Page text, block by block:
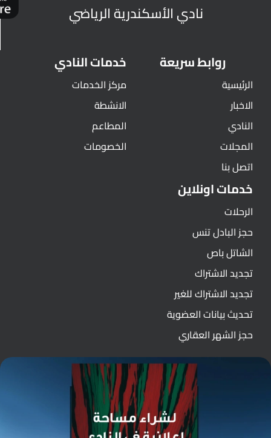
نادي الأسكندرية الرياضي
روابط سريعة
الرئيسية
الاخبار
النادي
المجلات
اتصل بنا
خدمات النادي
مركز الخدمات
الانشطة
المطاعم
الخصومات
خدمات اونلاين
الرحلات
حجز البادل تنس
الشاتل باص
تجديد الاشتراك
تجديد الاشتراك للغير
تحديث بيانات العضوية
حجز الشهر العقاري